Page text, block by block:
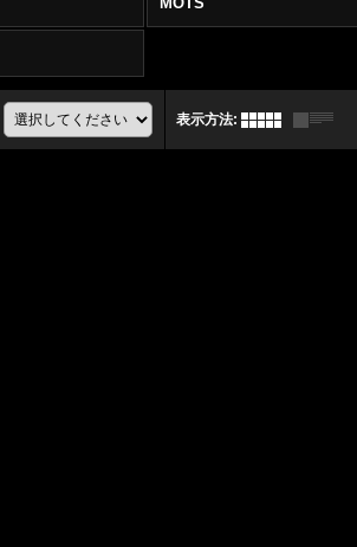
表示方法: